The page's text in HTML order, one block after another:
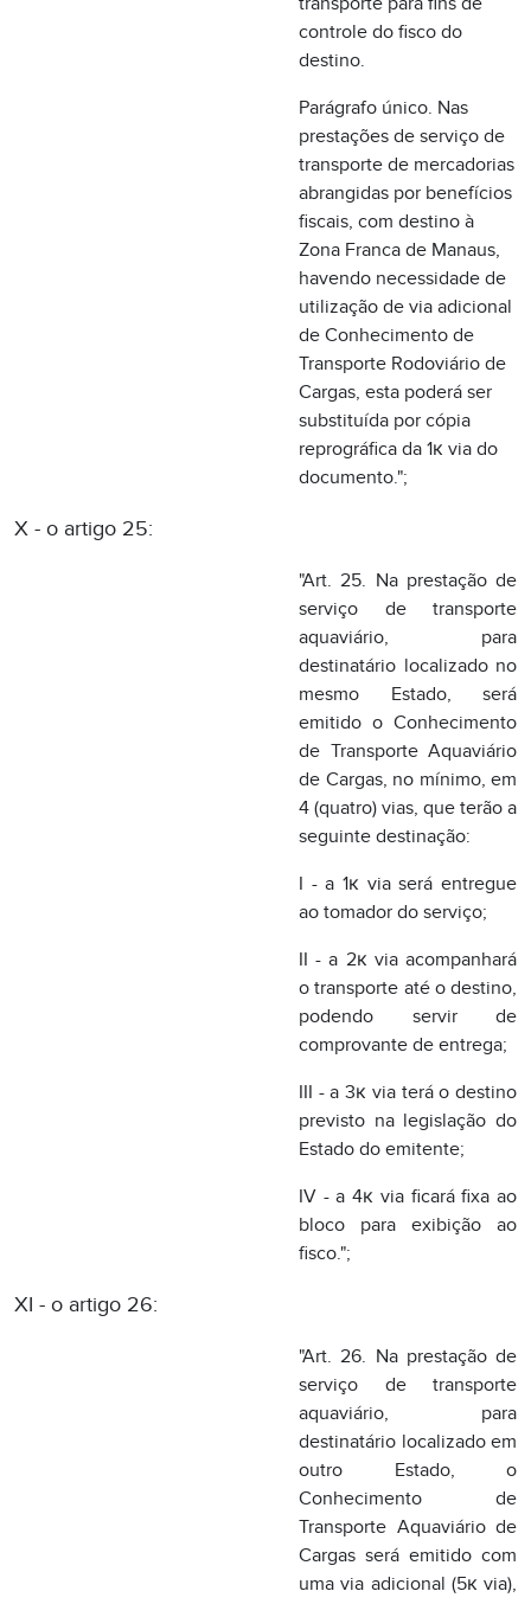
fiscais, com destino à
Zona Franca de Manaus,
havendo necessidade de
utilização de via adicional
de Conhecimento de
Transporte Rodoviário de
Cargas, esta poderá ser
substituída por cópia
reprográfica da 1к via do
documento.";
"Art. 25. Na prestação de
serviço de transporte
aquaviário, para
destinatário localizado no
mesmo Estado, será
de Cargas, no mínimo, em
4 (quatro) vias, que terão a
seguinte destinação:
I - a 1к via será entregue
ao tomador do serviço;
II - a 2к via acompanhará
o transporte até o destino,
podendo servir de
comprovante de entrega;
III - a 3к via terá o destino
previsto na legislação do
IV - a 4к via ficará fixa ao
bloco para exibição ao
fisco.";
"Art. 26. Na prestação de
aquaviário, para
destinatário localizado em
outro Estado, o
Cargas será emitido com
uma via adicional (5к via),
que acompanhará o
transporte para fins de
controle do fisco do
destino.
Parágrafo único. Nas
prestações de serviço de
transporte de mercadorias